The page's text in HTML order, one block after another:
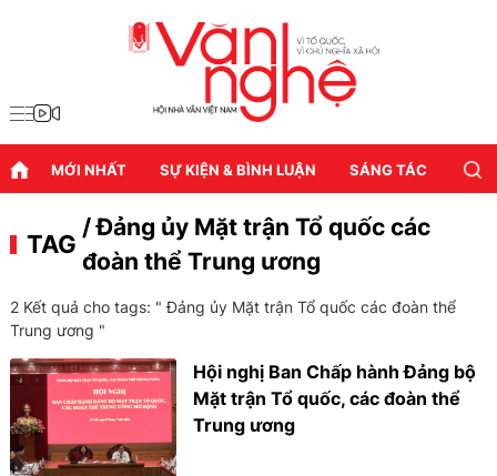
MỚI NHẤT SỰ KIỆN & BÌNH LUẬN SÁNG TÁC
TAG
/ Đảng ủy Mặt trận Tổ quốc các
đoàn thể Trung ương
2 Kết quả cho tags: "Đảng ủy Mặt trận Tổ quốc các đoàn thể
Trung ương "
Hội nghị Ban Chấp hành Đảng bộ
Mặt trận Tổ quốc, các đoàn thể
Trung ương